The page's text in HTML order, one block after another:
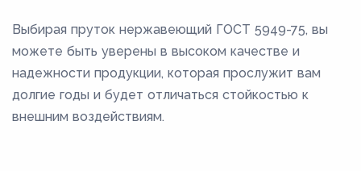
Выбирая пруток нержавеющий ГОСТ 5949-75, вы
можете быть уверены в высоком качестве и
надежности продукции, которая прослужит вам
долгие годы и будет отличаться стойкостью к
внешним воздействиям.